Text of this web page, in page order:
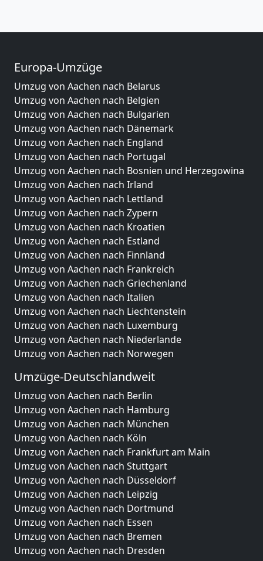
Europa-Umzüge
Umzug von Aachen nach Belarus
Umzug von Aachen nach Belgien
Umzug von Aachen nach Bulgarien
Umzug von Aachen nach Dänemark
Umzug von Aachen nach England
Umzug von Aachen nach Portugal
Umzug von Aachen nach Bosnien und Herzegowina
Umzug von Aachen nach Irland
Umzug von Aachen nach Lettland
Umzug von Aachen nach Zypern
Umzug von Aachen nach Kroatien
Umzug von Aachen nach Estland
Umzug von Aachen nach Finnland
Umzug von Aachen nach Frankreich
Umzug von Aachen nach Griechenland
Umzug von Aachen nach Italien
Umzug von Aachen nach Liechtenstein
Umzug von Aachen nach Luxemburg
Umzug von Aachen nach Niederlande
Umzug von Aachen nach Norwegen
Umzüge-Deutschlandweit
Umzug von Aachen nach Berlin
Umzug von Aachen nach Hamburg
Umzug von Aachen nach München
Umzug von Aachen nach Köln
Umzug von Aachen nach Frankfurt am Main
Umzug von Aachen nach Stuttgart
Umzug von Aachen nach Düsseldorf
Umzug von Aachen nach Leipzig
Umzug von Aachen nach Dortmund
Umzug von Aachen nach Essen
Umzug von Aachen nach Bremen
Umzug von Aachen nach Dresden